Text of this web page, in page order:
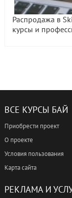
Распродажа в
курсы и
ВСЕ КУРСЫ БАЙ
Приобрести проект
О проекте
Условия пользования
Карта сайта
РЕКЛАМА И